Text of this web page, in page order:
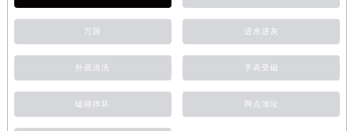
万国 进水进灰
外观清洗 手表受磁
磕碰摔坏 网点地址